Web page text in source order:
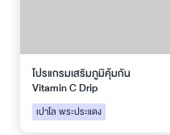
โปรแกรมเสริมภูมิคุ้มกัน
Vitamin C Drip
เปาโล พระประแดง